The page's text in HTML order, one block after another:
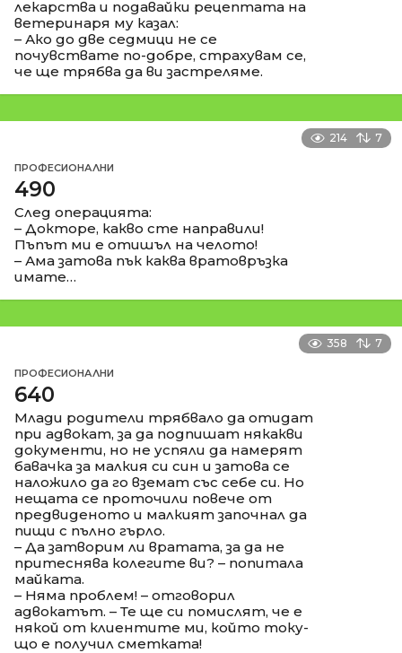
лекарства и подавайки рецептата на
ветеринаря му казал:
– Ако до две седмици не се
почувствате по-добре, страхувам се,
че ще трябва да ви застреляме.
214 7
ПРОФЕСИОНАЛНИ
490
След операцията:
– Докторе, какво сте направили!
Пъпът ми е отишъл на челото!
– Ама затова пък каква вратовръзка
имате…
358 7
ПРОФЕСИОНАЛНИ
640
Млади родители трябвало да отидат
при адвокат, за да подпишат някакви
документи, но не успяли да намерят
бавачка за малкия си син и затова се
наложило да го вземат със себе си. Но
нещата се проточили повече от
предвиденото и малкият започнал да
пищи с пълно гърло.
– Да затворим ли вратата, за да не
притеснява колегите ви? – попитала
майката.
– Няма проблем! – отговорил
адвокатът. – Те ще си помислят, че е
някой от клиентите ми, който току-
що е получил сметката!